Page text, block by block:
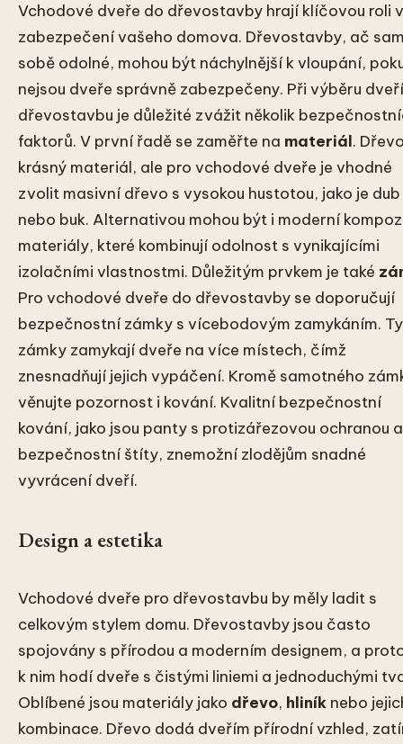
Vchodové dveře do dřevostavby hrají klíčovou roli v
zabezpečení vašeho domova. Dřevostavby, ač
sobě odolné, mohou být náchylnější k vloupání,
nejsou dveře správně zabezpečeny. Při výběru
dřevostavbu je důležité zvážit několik
faktorů. V první řadě se zaměřte na materiál.
krásný materiál, ale pro vchodové dveře je vhodné
zvolit masivní dřevo s vysokou hustotou, jako je dub
nebo buk. Alternativou mohou být i moderní
materiály, které kombinují odolnost s vynikajícími
izolačními vlastnostmi. Důležitým prvkem je také
Pro vchodové dveře do dřevostavby se doporučují
bezpečnostní zámky s vícebodovým zamykáním.
zámky zamykají dveře na více místech, čímž
znesnadňují jejich vypáčení. Kromě samotného
věnujte pozornost i kování. Kvalitní bezpečnostní
kování, jako jsou panty s protizářezovou ochranou a
bezpečnostní štíty, znemožní zlodějům snadné
vyvrácení dveří.
Design a estetika
Vchodové dveře pro dřevostavbu by měly ladit s
celkovým stylem domu. Dřevostavby jsou často
spojovány s přírodou a moderním designem, a
k nim hodí dveře s čistými liniemi a jednoduchými
Oblíbené jsou materiály jako dřevo, hliník nebo
kombinace. Dřevo dodá dveřím přírodní vzhled,